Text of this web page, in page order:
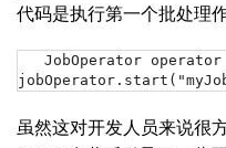
代码是执行第一个批处理
JobOperator
虽然这对开发人员来说很